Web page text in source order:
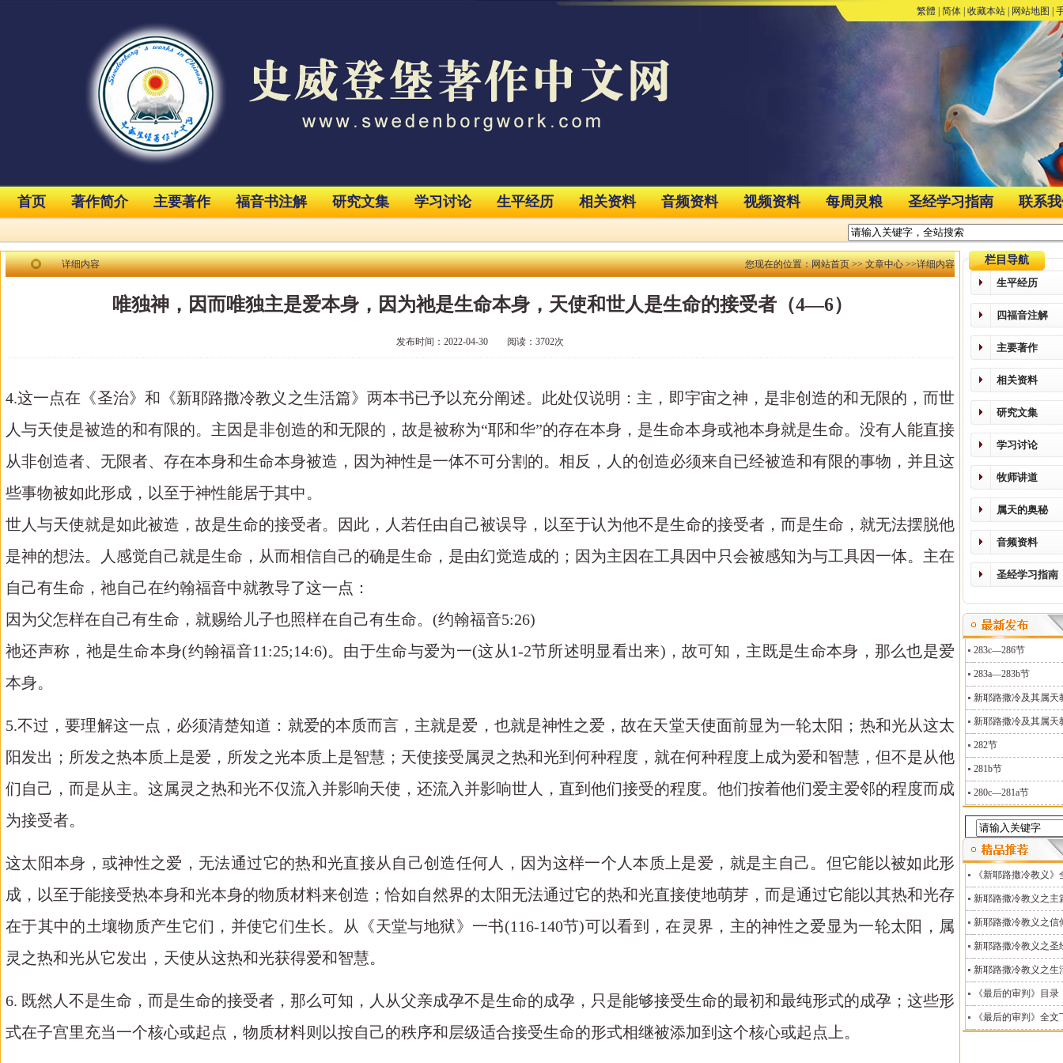
繁體 简体 收藏本站 网站地图
首页 著作简介 主要著作 福音书注解 研究文集 学习讨论 生平经历 相关资料 音频资料 视频资料 每周灵粮 圣经学习指南 联系
详细内容 您现在的位置：网站首页>>文章中心>>详细内容
唯独神，因而唯独主是爱本身，因为祂是生命本身，天使和世人是生命的接受者（4—6）
发布时间：2022-04-30 阅读：3702次
4.这一点在《圣治》和《新耶路撒冷教义之生活篇》两本书已予以充分阐述。此处仅说明：主，即宇宙之神，是非创造的和无限的，而世
人与天使是被造的和有限的。主因是非创造的和无限的，故是被称为“耶和华”的存在本身，是生命本身或祂本身就是生命。没有人能直接
从非创造者、无限者、存在本身和生命本身被造，因为神性是一体不可分割的。相反，人的创造必须来自已经被造和有限的事物，并且这
些事物被如此形成，以至于神性能居于其中。
世人与天使就是如此被造，故是生命的接受者。因此，人若任由自己被误导，以至于认为他不是生命的接受者，而是生命，就无法摆脱他
是神的想法。人感觉自己就是生命，从而相信自己的确是生命，是由幻觉造成的；因为主因在工具因中只会被感知为与工具因一体。主在
自己有生命，祂自己在约翰福音中就教导了这一点：
因为父怎样在自己有生命，就赐给儿子也照样在自己有生命。 (约翰福音5:26)
祂还声称，祂是生命本身(约翰福音11:25;14:6)。由于生命与爱为一(这从1-2节所述明显看出来) ，故可知，主既是生命本身，那么也是爱
本身。
5.不过，要理解这一点，必须清楚知道：就爱的本质而言，主就是爱，也就是神性之爱，故在天堂天使面前显为一轮太阳；热和光从这太
阳发出；所发之热本质上是爱，所发之光本质上是智慧；天使接受属灵之热和光到何种程度，就在何种程度上成为爱和智慧，但不是从他
们自己，而是从主。这属灵之热和光不仅流入并影响天使，还流入并影响世人，直到他们接受的程度。他们按着他们爱主爱邻的程度而成
为接受者。
这太阳本身，或神性之爱，无法通过它的热和光直接从自己创造任何人，因为这样一个人本质上是爱，就是主自己。但它能以被如此形
成，以至于能接受热本身和光本身的物质材料来创造；恰如自然界的太阳无法通过它的热和光直接使地萌芽，而是通过它能以其热和光存
在于其中的土壤物质产生它们，并使它们生长。从《天堂与地狱》一书(116-140节)可以看到，在灵界，主的神性之爱显为一轮太阳，属
灵之热和光从它发出，天使从这热和光获得爱和智慧。
6. 既然人不是生命，而是生命的接受者，那么可知，人从父亲成孕不是生命的成孕，只是能够接受生命的最初和最纯形式的成孕；这些形
式在子宫里充当一个核心或起点，物质材料则以按自己的秩序和层级适合接受生命的形式相继被添加到这个核心或起点上。
栏目导航
生平经历
四福音注解
主要著作
相关资料
研究文集
学习讨论
牧师讲道
属天的奥秘
音频资料
圣经学习指南
283c—286节
283a—283b节
新耶路撒冷及其属天
新耶路撒冷及其属天
282节
281b节
280c—281a节
《新耶路撒冷教义》
新耶路撒冷教义之主
新耶路撒冷教义之信
新耶路撒冷教义之圣
新耶路撒冷教义之生
《最后的审判》目录
《最后的审判》全文